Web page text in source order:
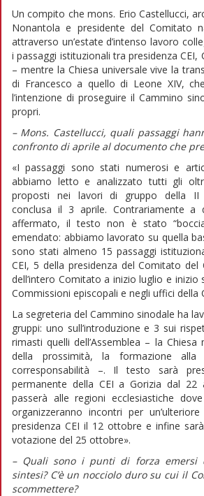
Un compito che mons. Erio Castellucci,
Nonantola e presidente del Comitato
attraverso un’estate d’intenso lavoro
i passaggi istituzionali tra presidenza CEI,
– mentre la Chiesa universale vive la
di Francesco a quello di Leone XIV,
l’intenzione di proseguire il Cammino
propri.
– Mons. Castellucci, quali passaggi
confronto di aprile al documento che
«I passaggi sono stati numerosi e
abbiamo letto e analizzato tutti gli
proposti nei lavori di gruppo della II
conclusa il 3 aprile. Contrariamente a
affermato, il testo non è stato
emendato: abbiamo lavorato su quella
sono stati almeno 15 passaggi
CEI, 5 della presidenza del Comitato del
dell’intero Comitato a inizio luglio e inizio
Commissioni episcopali e negli uffici della
La segreteria del Cammino sinodale ha
gruppi: uno sull’introduzione e 3 sui
rimasti quelli dell’Assemblea – la Chiesa
della prossimità, la formazione
corresponsabilità –. Il testo sarà
permanente della CEI a Gorizia dal
passerà alle regioni ecclesiastiche
organizzeranno incontri per
presidenza CEI il 12 ottobre e infine
votazione del 25 ottobre».
– Quali sono i punti di forza emersi
sintesi? C’è un nocciolo duro su cui il
scommettere?